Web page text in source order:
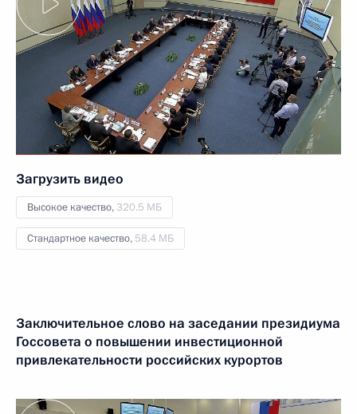
Загрузить видео
Высокое качество, 320.5 МБ
Стандартное качество, 58.4 МБ
Заключительное слово на заседании президиума
Госсовета о повышении инвестиционной
привлекательности российских курортов